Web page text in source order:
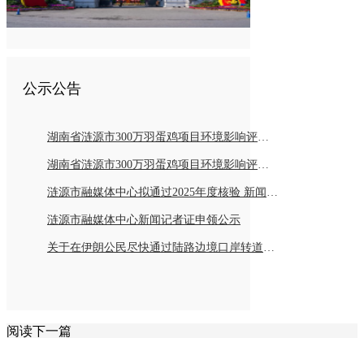
公示公告
湖南省涟源市300万羽蛋鸡项目环境影响评价报告书报批前公示
湖南省涟源市300万羽蛋鸡项目环境影响评价公众参与第二次公示
涟源市融媒体中心拟通过2025年度核验 新闻记者持证情况公示
涟源市融媒体中心新闻记者证申领公示
关于在伊朗公民尽快通过陆路边境口岸转道回国或离境的通知
阅读下一篇